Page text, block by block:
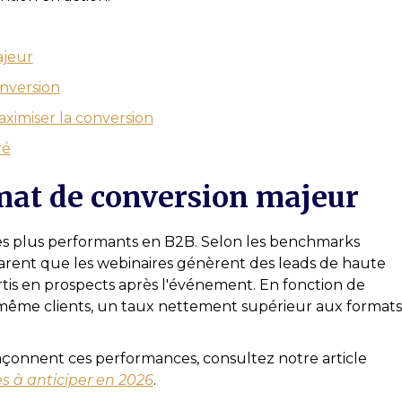
la conversion
de conversion majeur
plus performants en B2B. Selon les benchmarks
que les webinaires génèrent des leads de haute
en prospects après l'événement. En fonction de
clients, un taux nettement supérieur aux formats
ces performances, consultez notre article
à anticiper en 2026.